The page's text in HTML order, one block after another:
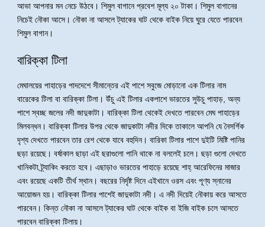
আভা আপনার মন নেচে উঠবে। শিমুল বাগানে প্রবেশ মূল্য ২০ টাকা। শিমুল বাগানের
নিচেই নৌকা আসে। নৌকা না আসলে ট্যাকের ঘাট থেকে বাইক নিয়ে ঘুরে যেতে পারবেন
শিমুল বাগান।
বারিক্কা টিলা
মেঘালয়ের পাহাড়ের পাদদেশে সীমান্তের এই পাশে সবুজে মোড়ানো এক টিলার নাম
বারেকের টিলা বা বারিক্কা টিলা। উঁচু এই টিলার একপাশে ভারতের সুউচু পাহাড়, অন্য
পাশে স্বচ্ছ জলের নদী জাদুকাটা। বারিক্কা টিলা থেকেই দেখতে পারবেন মেঘ পাহাড়ের
মিলবন্ধন। বারিক্কা টিলার উপর থেকে জাদুকাটা নদীর দিকে তাকালে আপনি যে নৈসর্গিক
দৃশ্য দেখতে পারবেন তার রেশ থেকে যাবে বহুদিন। বারিকা টিলার পাশে দুইটি মিষ্টি পানির
ছড়া রয়েছে। বর্ষাকাল ছাড়া এই ছরাগুলো পানি থাকে না বললেই চলে। ছড়া গুলো দেখতে
খানিকটা ট্র্যাকিং করতে হবে। এছাড়াও ভারতের পাহাড়ে রয়েছে শাহ্ আরেফিনের মাজার
এবং রয়েছে একটি তীর্থ স্থান। বছরের নির্দৃষ্ট দিনে এইখানে ওরস এবং পূণ্য স্নানের
আয়োজন হয়। বারিক্কা টিলার পাশেই জাদুকাটা নদী। এ নদী দিয়েই নৌকায় করে আসতে
পারবেন। কিন্ত নৌকা না আসলে ট্যাকের ঘাট থেকে বাইক বা ইজি বাইক চলে আসতে
পারবেন বারিক্কা টিলায়।